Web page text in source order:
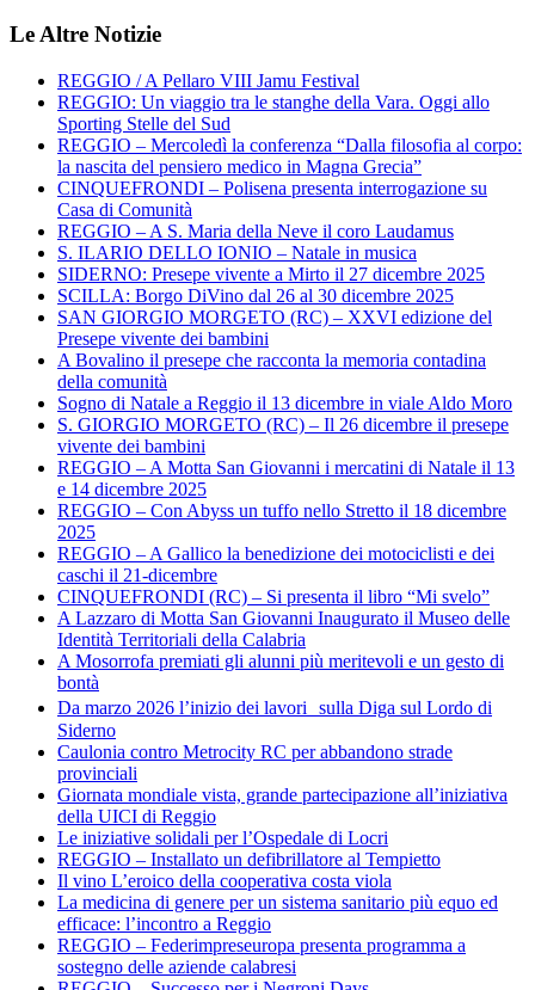
Le Altre Notizie
REGGIO / A Pellaro VIII Jamu Festival
REGGIO: Un viaggio tra le stanghe della Vara. Oggi allo
Sporting Stelle del Sud
REGGIO – Mercoledì la conferenza “Dalla filosofia al corpo:
la nascita del pensiero medico in Magna Grecia”
CINQUEFRONDI – Polisena presenta interrogazione su
Casa di Comunità
REGGIO – A S. Maria della Neve il coro Laudamus
S. ILARIO DELLO IONIO – Natale in musica
SIDERNO: Presepe vivente a Mirto il 27 dicembre 2025
SCILLA: Borgo DiVino dal 26 al 30 dicembre 2025
SAN GIORGIO MORGETO (RC) – XXVI edizione del
Presepe vivente dei bambini
A Bovalino il presepe che racconta la memoria contadina
della comunità
Sogno di Natale a Reggio il 13 dicembre in viale Aldo Moro
S. GIORGIO MORGETO (RC) – Il 26 dicembre il presepe
vivente dei bambini
REGGIO – A Motta San Giovanni i mercatini di Natale il 13
e 14 dicembre 2025
REGGIO – Con Abyss un tuffo nello Stretto il 18 dicembre
2025
REGGIO – A Gallico la benedizione dei motociclisti e dei
caschi il 21-dicembre
CINQUEFRONDI (RC) – Si presenta il libro “Mi svelo”
A Lazzaro di Motta San Giovanni Inaugurato il Museo delle
Identità Territoriali della Calabria
A Mosorrofa premiati gli alunni più meritevoli e un gesto di
bontà
Da marzo 2026 l’inizio dei lavori sulla Diga sul Lordo di
Siderno
Caulonia contro Metrocity RC per abbandono strade
provinciali
Giornata mondiale vista, grande partecipazione all’iniziativa
della UICI di Reggio
Le iniziative solidali per l’Ospedale di Locri
REGGIO – Installato un defibrillatore al Tempietto
Il vino L’eroico della cooperativa costa viola
La medicina di genere per un sistema sanitario più equo ed
efficace: l’incontro a Reggio
REGGIO – Federimpreseuropa presenta programma a
sostegno delle aziende calabresi